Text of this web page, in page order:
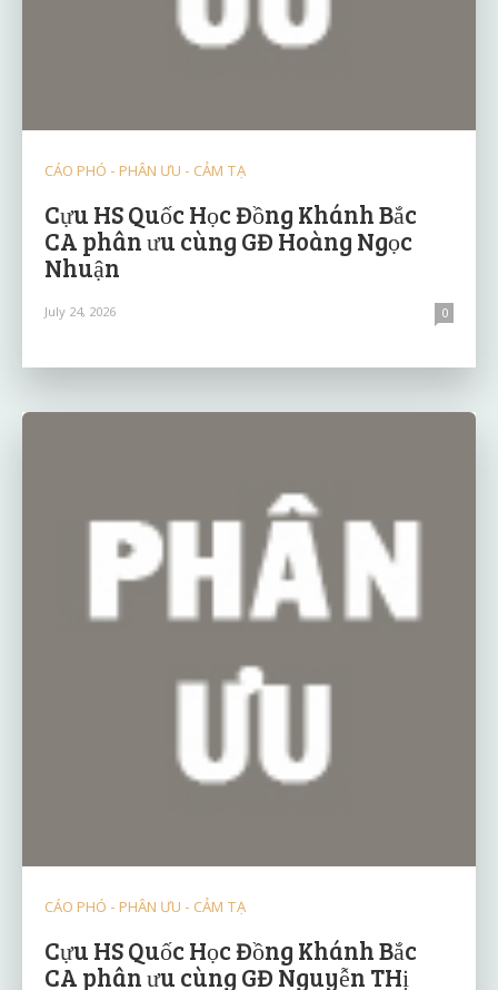
CÁO PHÓ - PHÂN ƯU - CẢM TẠ
Cựu HS Quốc Học Đồng Khánh Bắc
CA phân ưu cùng GĐ Hoàng Ngọc
Nhuận
July 24, 2026 0
CÁO PHÓ - PHÂN ƯU - CẢM TẠ
Cựu HS Quốc Học Đồng Khánh Bắc
CA phân ưu cùng GĐ Nguyễn THị